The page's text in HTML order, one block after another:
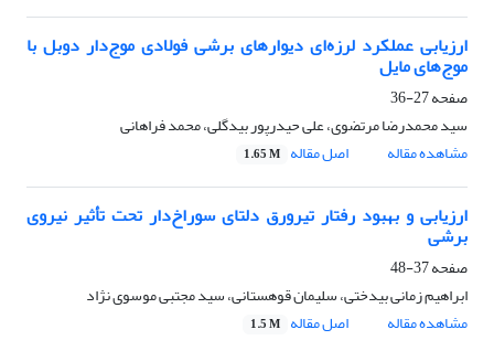
ارزیابی عملکرد لرزه‌ای دیوارهای برشی فولادی موج‌دار دوبل با
موج‌های مایل
صفحه27-36
سید محمدرضا مرتضوی، علی حیدرپور بیدگلی، محمد فراهانی
مشاهده مقاله
اصل مقاله 1.65 M
ارزیابی و بهبود رفتار تیرورق دلتای سوراخ‌دار تحت تأثیر نیروی
برشی
صفحه37-48
ابراهیم زمانی بیدختی، سلیمان قوهستانی، سید مجتبی موسوی نژاد
مشاهده مقاله
اصل مقاله 1.5 M